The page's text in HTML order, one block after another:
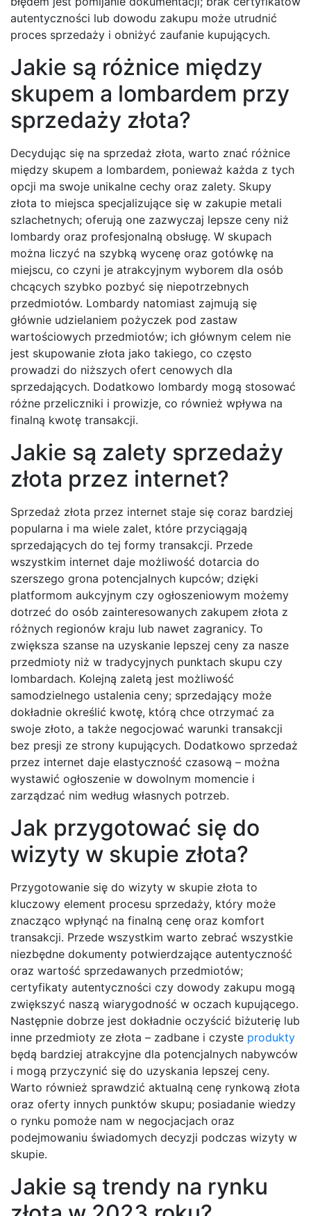
autentyczności lub dowodu zakupu może utrudnić
proces sprzedaży i obniżyć zaufanie kupujących.
Jakie są różnice między
skupem a lombardem przy
sprzedaży złota?
Decydując się na sprzedaż złota, warto znać różnice
między skupem a lombardem, ponieważ każda z tych
opcji ma swoje unikalne cechy oraz zalety. Skupy
złota to miejsca specjalizujące się w zakupie metali
szlachetnych; oferują one zazwyczaj lepsze ceny niż
lombardy oraz profesjonalną obsługę. W skupach
można liczyć na szybką wycenę oraz gotówkę na
miejscu, co czyni je atrakcyjnym wyborem dla osób
chcących szybko pozbyć się niepotrzebnych
przedmiotów. Lombardy natomiast zajmują się
głównie udzielaniem pożyczek pod zastaw
wartościowych przedmiotów; ich głównym celem nie
jest skupowanie złota jako takiego, co często
prowadzi do niższych ofert cenowych dla
sprzedających. Dodatkowo lombardy mogą stosować
różne przeliczniki i prowizje, co również wpływa na
finalną kwotę transakcji.
Jakie są zalety sprzedaży
złota przez internet?
Sprzedaż złota przez internet staje się coraz bardziej
popularna i ma wiele zalet, które przyciągają
sprzedających do tej formy transakcji. Przede
wszystkim internet daje możliwość dotarcia do
szerszego grona potencjalnych kupców; dzięki
platformom aukcyjnym czy ogłoszeniowym możemy
dotrzeć do osób zainteresowanych zakupem złota z
różnych regionów kraju lub nawet zagranicy. To
zwiększa szanse na uzyskanie lepszej ceny za nasze
przedmioty niż w tradycyjnych punktach skupu czy
lombardach. Kolejną zaletą jest możliwość
samodzielnego ustalenia ceny; sprzedający może
dokładnie określić kwotę, którą chce otrzymać za
swoje złoto, a także negocjować warunki transakcji
bez presji ze strony kupujących. Dodatkowo sprzedaż
przez internet daje elastyczność czasową – można
wystawić ogłoszenie w dowolnym momencie i
zarządzać nim według własnych potrzeb.
Jak przygotować się do
wizyty w skupie złota?
Przygotowanie się do wizyty w skupie złota to
kluczowy element procesu sprzedaży, który może
znacząco wpłynąć na finalną cenę oraz komfort
transakcji. Przede wszystkim warto zebrać wszystkie
niezbędne dokumenty potwierdzające autentyczność
oraz wartość sprzedawanych przedmiotów;
certyfikaty autentyczności czy dowody zakupu mogą
zwiększyć naszą wiarygodność w oczach kupującego.
Następnie dobrze jest dokładnie oczyścić biżuterię lub
inne przedmioty ze złota – zadbane i czyste produkty
będą bardziej atrakcyjne dla potencjalnych nabywców
i mogą przyczynić się do uzyskania lepszej ceny.
Warto również sprawdzić aktualną cenę rynkową złota
oraz oferty innych punktów skupu; posiadanie wiedzy
o rynku pomoże nam w negocjacjach oraz
podejmowaniu świadomych decyzji podczas wizyty w
skupie.
Jakie są trendy na rynku